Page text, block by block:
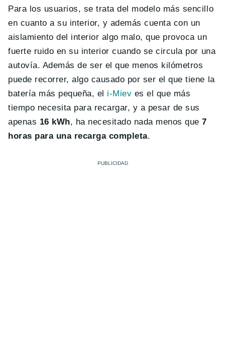
Para los usuarios, se trata del modelo más sencillo
en cuanto a su interior, y además cuenta con un
aislamiento del interior algo malo, que provoca un
fuerte ruido en su interior cuando se circula por una
autovía. Además de ser el que menos kilómetros
puede recorrer, algo causado por ser el que tiene la
batería más pequeña, el i-Miev es el que más
tiempo necesita para recargar, y a pesar de sus
apenas 16 kWh, ha necesitado nada menos que7
horas para una recarga completa.